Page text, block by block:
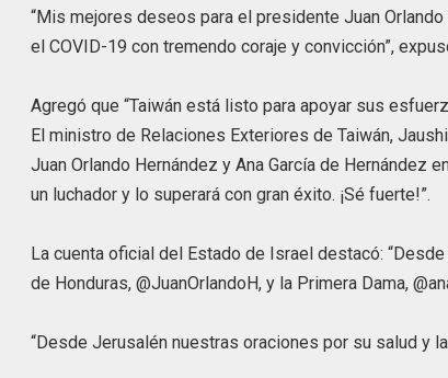
“Mis mejores deseos para el presidente Juan
el COVID-19 con tremendo coraje y convicción”,
Agregó que “Taiwán está listo para apoyar sus
El ministro de Relaciones Exteriores de Taiwán,
Juan Orlando Hernández y Ana García de Hernández
un luchador y lo superará con gran éxito. ¡Sé fuerte!”.
La cuenta oficial del Estado de Israel destacó:
de Honduras, @JuanOrlandoH, y la Primera Dama,
“Desde Jerusalén nuestras oraciones por su salud y